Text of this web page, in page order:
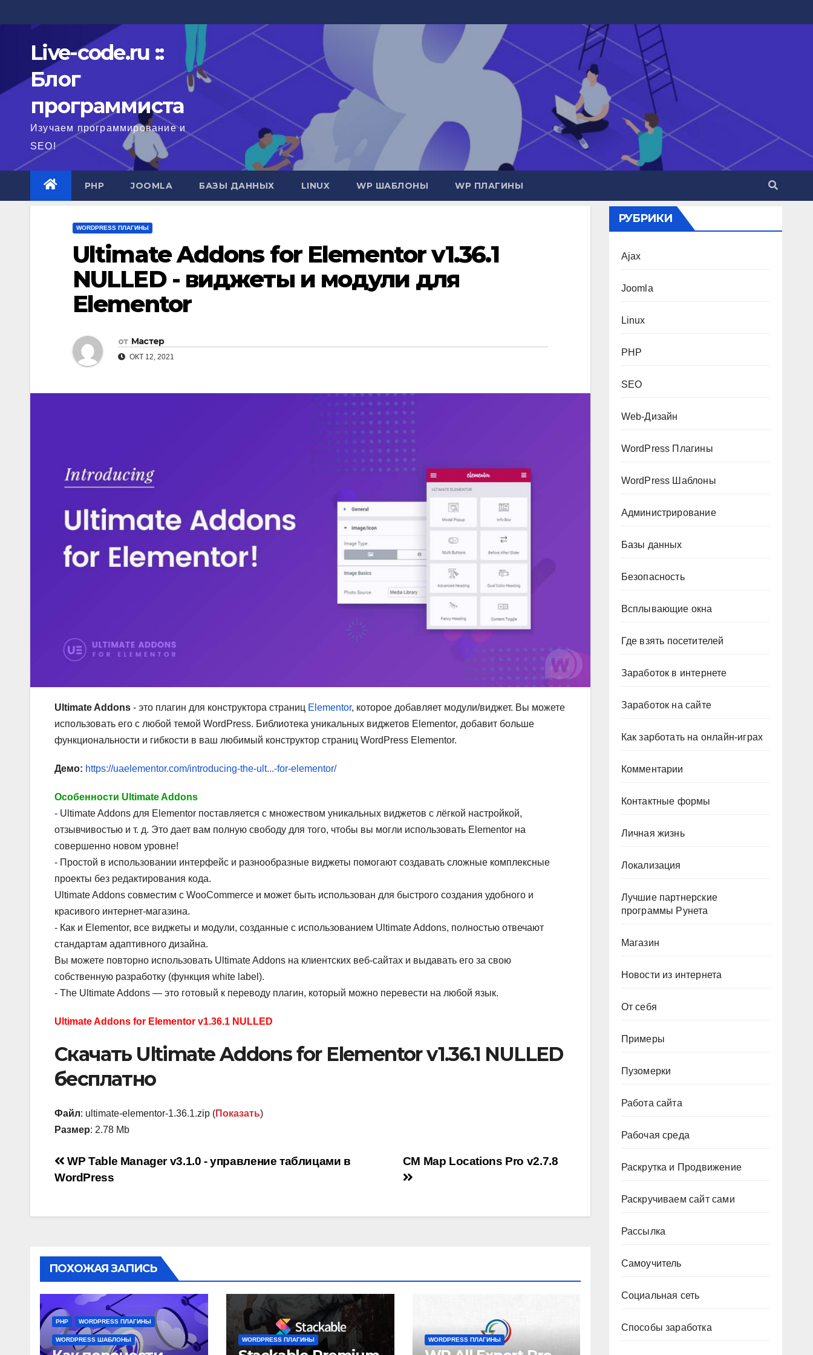
к
содержимомуLive-code.ru ::
Блог
программиста
Изучаем программирование и
SEO!
PHP JOOMLA БАЗЫ ДАННЫХ LINUX WP ШАБЛОНЫ WP ПЛАГИНЫ
WORDPRESS ПЛАГИНЫ
Ultimate Addons for Elementor v1.36.1
NULLED - виджеты и модули для
Elementor
от Мастер
ОКТ 12, 2021
Ultimate Addons - это плагин для конструктора страниц Elementor, которое добавляет модули/виджет. Вы можете
использовать его с любой темой WordPress. Библиотека уникальных виджетов Elementor, добавит больше
функциональности и гибкости в ваш любимый конструктор страниц WordPress Elementor.
Демо: https://uaelementor.com/introducing-the-ult...-for-elementor/
Особенности Ultimate Addons
- Ultimate Addons для Elementor поставляется с множеством уникальных виджетов с лёгкой настройкой,
отзывчивостью и т. д. Это дает вам полную свободу для того, чтобы вы могли использовать Elementor на
совершенно новом уровне!
- Простой в использовании интерфейс и разнообразные виджеты помогают создавать сложные комплексные
проекты без редактирования кода.
Ultimate Addons совместим с WooCommerce и может быть использован для быстрого создания удобного и
красивого интернет-магазина.
- Как и Elementor, все виджеты и модули, созданные с использованием Ultimate Addons, полностью отвечают
стандартам адаптивного дизайна.
Вы можете повторно использовать Ultimate Addons на клиентских веб-сайтах и ​​выдавать его за свою
собственную разработку (функция white label).
- The Ultimate Addons — это готовый к переводу плагин, который можно перевести на любой язык.
Ultimate Addons for Elementor v1.36.1 NULLED
Скачать Ultimate Addons for Elementor v1.36.1 NULLED
бесплатно
Файл: ultimate-elementor-1.36.1.zip (Показать)
Размер: 2.78 Mb
Навигация
записям
CM Map Locations Pro v2.7.8
WP Table Manager v3.1.0 - управление таблицами в
WordPress
ПОХОЖАЯ ЗАПИСЬ
PHP WORDPRESS ПЛАГИНЫ
WORDPRESS ШАБЛОНЫ WORDPRESS ПЛАГИНЫ WORDPRESS ПЛАГИНЫ
РУБРИКИ
Ajax
Joomla
Linux
PHP
SEO
Web-Дизайн
WordPress Плагины
WordPress Шаблоны
Администрирование
Базы данных
Безопасность
Всплывающие окна
Где взять посетителей
Заработок в интернете
Заработок на сайте
Как зарботать на онлайн-играх
Комментарии
Контактные формы
Личная жизнь
Локализация
Лучшие партнерские
программы Рунета
Магазин
Новости из интернета
От себя
Примеры
Пузомерки
Работа сайта
Рабочая среда
Раскрутка и Продвижение
Раскручиваем сайт сами
Рассылка
Самоучитель
Социальная сеть
Способы заработка